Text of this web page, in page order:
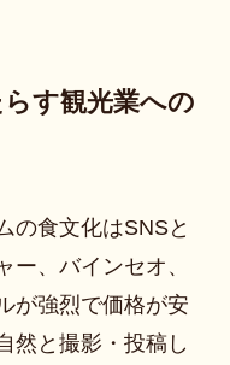
す観光業への
の食文化はSNSと
ー、バインセオ、
が強烈で価格が安
然と撮影・投稿し